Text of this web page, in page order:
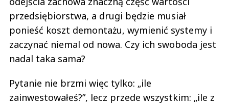
przedsiębiorstwa, a drugi będzie musiał
ponieść koszt demontażu, wymienić systemy i
zaczynać niemal od nowa. Czy ich swoboda jest
nadal taka sama?
Pytanie nie brzmi więc tylko: „ile
zainwestowałeś?”, lecz przede wszystkim: „ile z